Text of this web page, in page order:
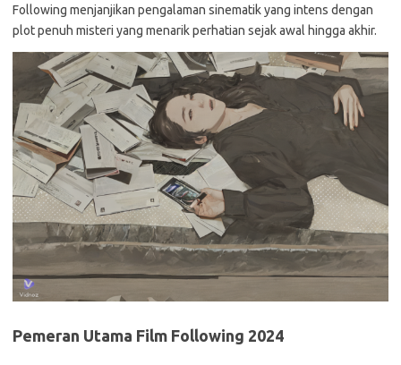
Following menjanjikan pengalaman sinematik yang intens dengan
plot penuh misteri yang menarik perhatian sejak awal hingga akhir.
Pemeran Utama Film Following 2024